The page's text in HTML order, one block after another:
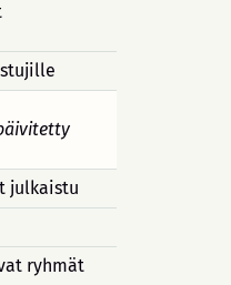
julkaistu
ryhmät